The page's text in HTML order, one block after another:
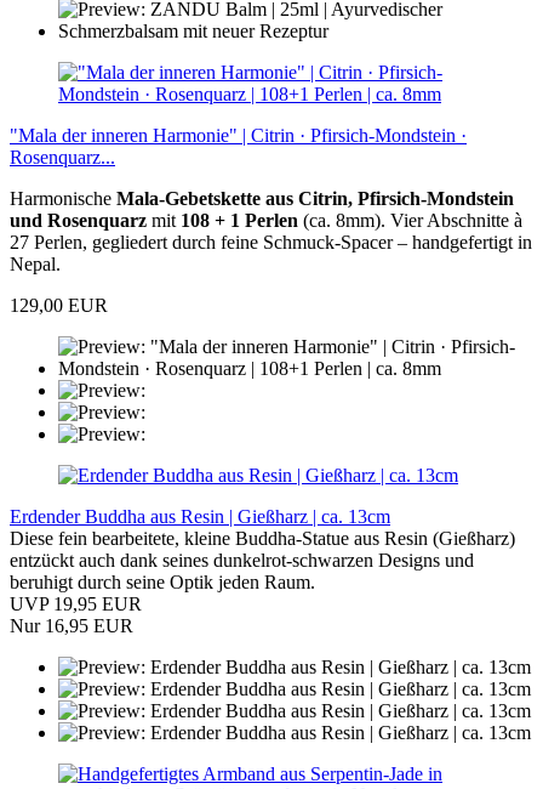
"Mala der inneren Harmonie" | Citrin · Pfirsich-Mondstein ·
Rosenquarz...
Harmonische Mala-Gebetskette aus Citrin, Pfirsich-Mondstein
und Rosenquarz mit 108 + 1 Perlen (ca. 8mm). Vier Abschnitte à
27 Perlen, gegliedert durch feine Schmuck-Spacer – handgefertigt in
Nepal.
129,00 EUR
Erdender Buddha aus Resin | Gießharz | ca. 13cm
Diese fein bearbeitete, kleine Buddha-Statue aus Resin (Gießharz)
entzückt auch dank seines dunkelrot-schwarzen Designs und
beruhigt durch seine Optik jeden Raum.
UVP 19,95 EUR
Nur 16,95 EUR